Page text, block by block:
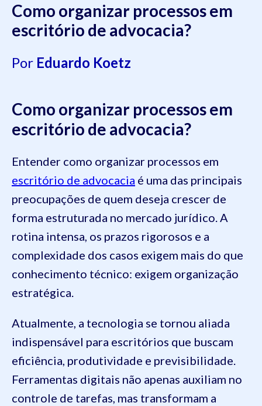
Como organizar processos em
escritório de advocacia?
Por Eduardo Koetz
Como organizar processos em
escritório de advocacia?
Entender como organizar processos em
escritório de advocacia é uma das principais
preocupações de quem deseja crescer de
forma estruturada no mercado jurídico. A
rotina intensa, os prazos rigorosos e a
complexidade dos casos exigem mais do que
conhecimento técnico: exigem organização
estratégica.
Atualmente, a tecnologia se tornou aliada
indispensável para escritórios que buscam
eficiência, produtividade e previsibilidade.
Ferramentas digitais não apenas auxiliam no
controle de tarefas, mas transformam a